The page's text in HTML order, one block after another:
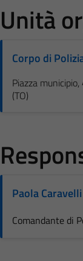
Unità
Corpo di
Piazza
(TO)
Paola Caravelli
Comandante di